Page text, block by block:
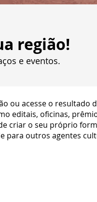
região!
e eventos.
ou acesse o resultado
editais, oficinas,
criar o seu próprio
para outros agentes